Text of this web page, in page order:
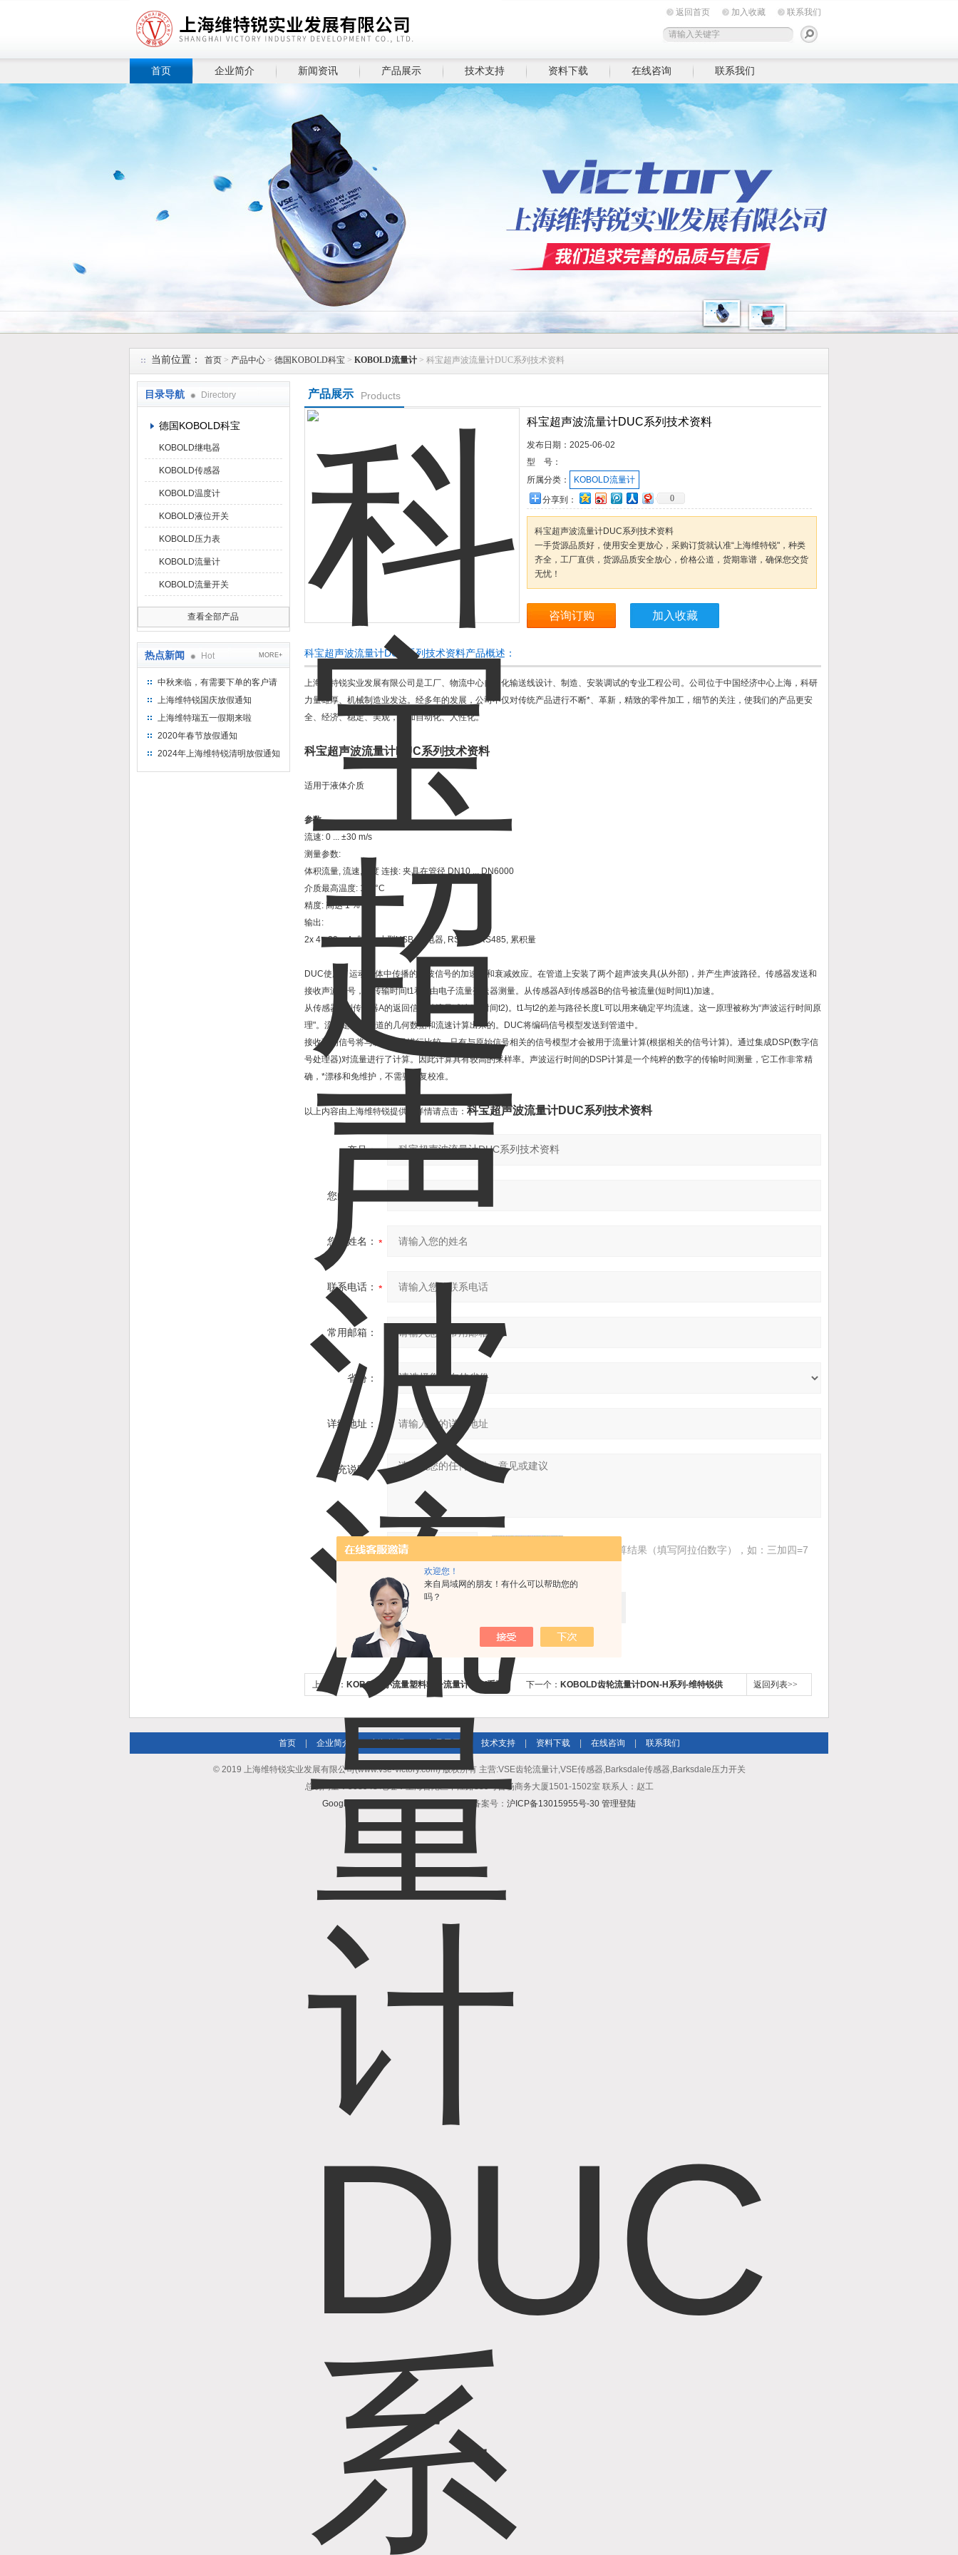
欢迎您！
来自局域网的朋友！有什么可以帮助您的
吗？
上海维特锐实业发展有限公司
返回首页 加入收藏 联系我们
首页 企业简介 新闻资讯 产品展示 技术支持 资料下载 在线咨询 联系我们
当前位置： 首页 > 产品中心 > 德国KOBOLD科宝 > KOBOLD流量计 > 科宝超声波流量计DUC系列技术资料
目录导航 Directory
德国KOBOLD科宝
KOBOLD继电器
KOBOLD传感器
KOBOLD温度计
KOBOLD液位开关
KOBOLD压力表
KOBOLD流量计
KOBOLD流量开关
查看全部产品
热点新闻 Hot MORE+
中秋来临，有需要下单的客户请
提前下单
上海维特锐国庆放假通知
上海维特瑞五一假期来啦
2020年春节放假通知
2024年上海维特锐清明放假通知
产品展示 Products
科宝超声波流量计DUC系列技术资料
发布日期： 2025-06-02
型 号：
所属分类：
KOBOLD流量计
分享到：
0
科宝超声波流量计DUC系列技术资料
一手货源品质好，使用安全更放心，采购订货就认准“上海维特锐"，种类
齐全，工厂直供，货源品质安全放心，价格公道，货期靠谱，确保您交货
无忧！
咨询订购 加入收藏
科宝超声波流量计DUC系列技术资料产品概述：
上海维特锐实业发展有限公司是工厂、物流中心自动化输送线设计、制造、安装调试的专业工程公司。公司位于中国经济中心上海，科研
力量雄厚、机械制造业发达。经多年的发展，公司不仅对传统产品进行不断*、革新，精致的零件加工，细节的关注，使我们的产品更安
全、经济、稳定、美观，更加自动化、人性化。
科宝超声波流量计DUC系列技术资料
适用于液体介质
参数
流速: 0 ... ±30 m/s
测量参数:
体积流量, 流速,温度 连接: 夹具在管径 DN10 ... DN6000
介质最高温度: 150°C
精度: 高达 1 %
输出:
2x 4 - 20 mA, 脉冲, 小型USB, 继电器, RS232, RS485, 累积量
DUC使用了运动流体中传播的声波信号的加速度和衰减效应。在管道上安装了两个超声波夹具(从外部)，并产生声波路径。传感器发送和
接收声波信号，而传输时间t1和t2由电子流量变送器测量。从传感器A到传感器B的信号被流量(短时间t1)加速。
从传感器B到传感器A的返回信号被流量减速(长时间t2)。t1与t2的差与路径长度L可以用来确定平均流速。这一原理被称为“声波运行时间原
理"。流量是根据管道的几何数据和流速计算出来的。DUC将编码信号模型发送到管道中。
接收到的信号将与发送信号进行比较，只有与原始信号相关的信号模型才会被用于流量计算(根据相关的信号计算)。通过集成DSP(数字信
号处理器)对流量进行了计算。因此计算具有较高的采样率。声波运行时间的DSP计算是一个纯粹的数字的传输时间测量，它工作非常精
确，*漂移和免维护，不需要反复校准。
以上内容由上海维特锐提供；详情请点击： 科宝超声波流量计DUC系列技术资料
产品：
您的单位：
您的姓名：
联系电话：
常用邮箱：
省份：
详细地址：
补充说明：
验证码： 请输入计算结果（填写阿拉伯数字），如：三加四=7
上一个： KOBOLD小流量塑料转子流量计KSV系列 下一个： KOBOLD齿轮流量计DON-H系列-维特锐供 返回列表>>
首页 企业简介 | 技术支持 资料下载 在线咨询 联系我们
© 2019 上海维特锐实业发展有限公司(www.vse-victory.com) 版权所有 主营:VSE齿轮流量计,VSE传感器,Barksdale传感器,Barksdale压力开关
总访问量：508948 地址：上海普陀区中江路889号曹杨商务大厦1501-1502室 联系人：赵工
GoogleSitemap
备案号： 沪ICP备13015955号-30 管理登陆